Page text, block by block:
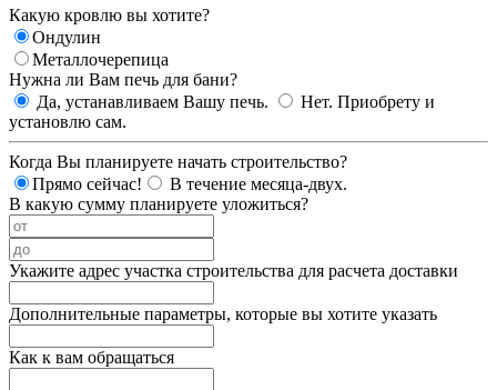
Какую кровлю вы хотите?
Ондулин
Металлочерепица
Нужна ли Вам печь для бани?
Да, устанавливаем Вашу печь.
Нет. Приобрету и
установлю сам.
Когда Вы планируете начать строительство?
Прямо сейчас!
В течение месяца-двух.
В какую сумму планируете уложиться?
Укажите адрес участка строительства для расчета доставки
Дополнительные параметры, которые вы хотите указать
Как к вам обращаться